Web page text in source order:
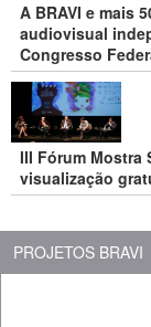
A BRAVI e mais
audiovisual
Congresso
III Fórum Mostra
visualização
PROJETOS BRAVI